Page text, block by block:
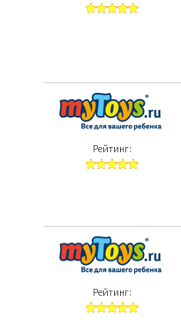
Рейтинг:
Рейтинг: